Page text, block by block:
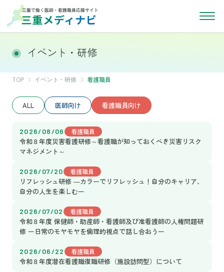
イベント・研修
TOP イベント・研修 看護職員
ALL 医師向け 看護職員向け
2026/08/06 看護職員
令和８年度災害看護研修～看護職が知っておくべき災害リスク
マネジメント～
2026/07/20 看護職員
リフレッシュ研修 ―カラーでリフレッシュ！自分のキャリア、
自分の人生を楽しむー
2026/07/02 看護職員
令和８年度 保健師・助産師・看護師及び准看護師の人権問題研
修 ー日常のモヤモヤを倫理的視点で話し合おうー
2026/06/22 看護職員
令和８年度潜在看護職復職研修（施設訪問型）について